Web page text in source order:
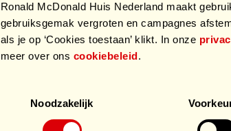
Ronald McDonald Huis Nederland maakt
gebruiksgemak vergroten en campagnes
als je op ‘Cookies toestaan’ klikt. In onze
meer over ons cookiebeleid.
Noodzakelijk